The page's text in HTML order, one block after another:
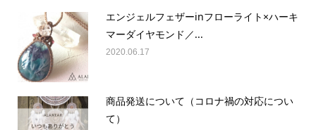
エンジェルフェザーinフローライト×ハーキ
マーダイヤモンド／...
2020.06.17
商品発送について（コロナ禍の対応につい
て）